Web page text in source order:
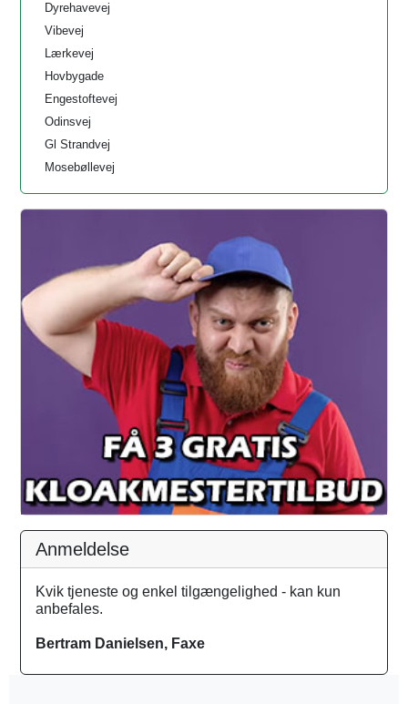
Dyrehavevej
Vibevej
Lærkevej
Hovbygade
Engestoftevej
Odinsvej
Gl Strandvej
Mosebøllevej
Anmeldelse
Kvik tjeneste og enkel tilgængelighed - kan kun
anbefales.
Bertram Danielsen, Faxe